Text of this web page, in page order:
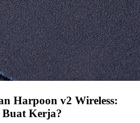
Harpoon v2 Wireless:
Kerja?